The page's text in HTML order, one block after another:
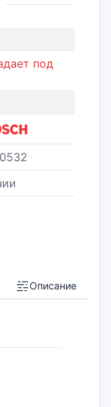
под
Описание